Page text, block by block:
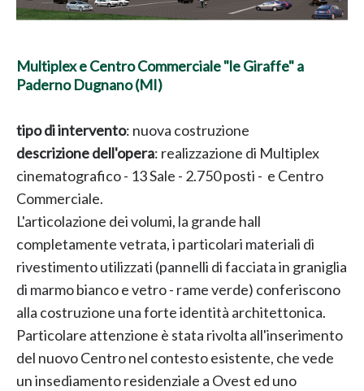
Multiplex e Centro Commerciale "le Giraffe" a
Paderno Dugnano (MI)
tipo di intervento: nuova costruzione
descrizione dell'opera: realizzazione di Multiplex
cinematografico - 13 Sale - 2.750 posti - e Centro
Commerciale.
L'articolazione dei volumi, la grande hall
completamente vetrata, i particolari materiali di
rivestimento utilizzati (pannelli di facciata in graniglia
di marmo bianco e vetro - rame verde) conferiscono
alla costruzione una forte identità architettonica.
Particolare attenzione è stata rivolta all'inserimento
del nuovo Centro nel contesto esistente, che vede
un insediamento residenziale a Ovest ed uno